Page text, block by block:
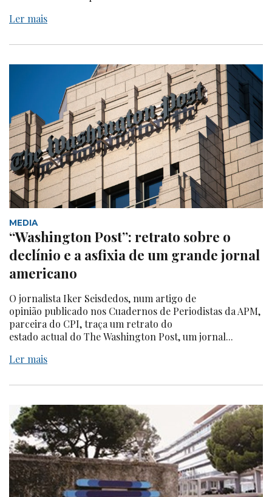
Ler mais
MEDIA
“Washington Post”: retrato sobre o
declínio e a asfixia de um grande jornal
americano
O jornalista Iker Seisdedos, num artigo de
opinião publicado nos Cuadernos de Periodistas da APM,
parceira do CPI, traça um retrato do
estado actual do The Washington Post, um jornal...
Ler mais